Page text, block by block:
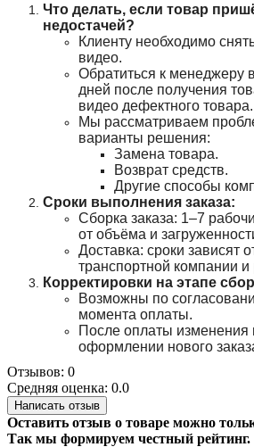
Что делать, если товар
недостачей?
Клиенту необходимо
видео.
Обратиться к менеджеру
дней после получения
видео дефектного товара.
Мы рассматриваем
варианты решения:
Замена товара.
Возврат средств.
Другие способы
Сроки выполнения заказа:
Сборка заказа: 1–7
от объёма и
Доставка: сроки зависят
транспортной компании и
Корректировки на этапе
Возможны по
момента оплаты.
После оплаты изменения
оформлении нового
Отзывов: 0
Средняя оценка: 0.0
Написать отзыв
Оставить отзыв о товаре можно
Так мы формируем честный рейтинг.